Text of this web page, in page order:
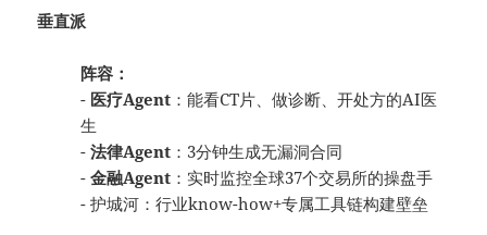
垂直派
阵容：
- 医疗Agent ：能看CT片、做诊断、开处方的AI医
生
-法律Agent ：3分钟生成无漏洞合同
-金融Agent ：实时监控全球37个交易所的操盘手
- 护城河：行业know-how+专属工具链构建壁垒